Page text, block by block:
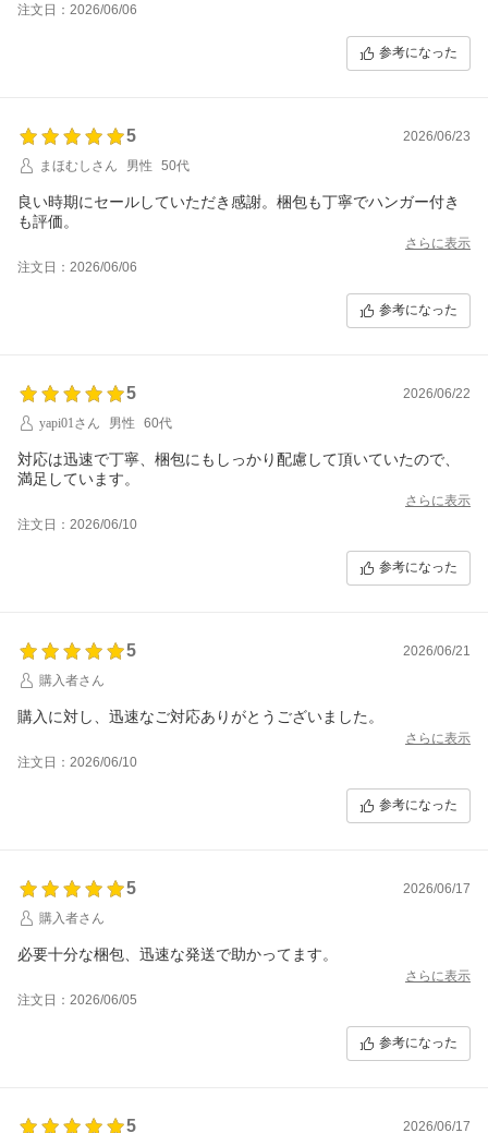
注文日：2026/06/06
参考になった
5
2026/06/23
まほむしさん
男性 50代
良い時期にセールしていただき感謝。梱包も丁寧でハンガー付き
も評価。
さらに表示
注文日：2026/06/06
参考になった
5
2026/06/22
yapi01さん
男性 60代
対応は迅速で丁寧、梱包にもしっかり配慮して頂いていたので、
満足しています。
さらに表示
注文日：2026/06/10
参考になった
5
2026/06/21
購入者さん
購入に対し、迅速なご対応ありがとうございました。
さらに表示
注文日：2026/06/10
参考になった
5
2026/06/17
購入者さん
必要十分な梱包、迅速な発送で助かってます。
さらに表示
注文日：2026/06/05
参考になった
5 2026/06/17